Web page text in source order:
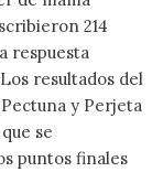
214
respuesta
resultados del
y Perjeta
se
puntos finales